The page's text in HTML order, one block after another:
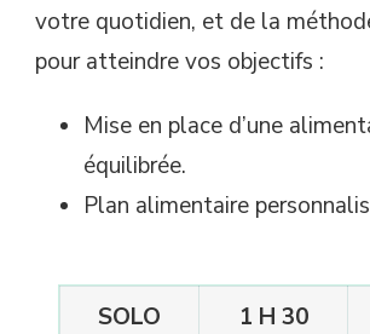
votre quotidien, et de la
pour atteindre vos objectifs :
Mise en place d’une
équilibrée.
Plan alimentaire
SOLO 1 H 30